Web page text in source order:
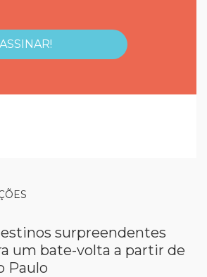
surpreendentes
um bate-volta a partir de
Paulo